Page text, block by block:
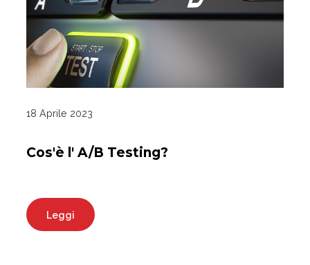
18 Aprile 2023
Cos'è l' A/B Testing?
Leggi